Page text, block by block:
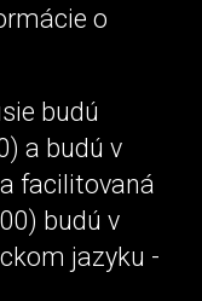
o
budú
a budú v
facilitovaná
budú v
jazyku -